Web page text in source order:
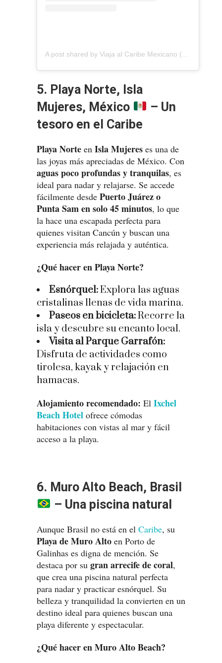
5. Playa Norte, Isla
Mujeres, México
– Un
tesoro en el Caribe
Playa Norte en Isla Mujeres es una de
las joyas más apreciadas de México. Con
aguas poco profundas y tranquilas, es
ideal para nadar y relajarse. Se accede
fácilmente desde Puerto Juárez o
Punta Sam en solo 45 minutos, lo que
la hace una escapada perfecta para
quienes visitan Cancún y buscan una
experiencia más relajada y auténtica.
¿Qué hacer en Playa Norte?
Esnórquel:Explora las aguas
cristalinas llenas de vida marina.
Paseos en bicicleta:Recorre la
isla y descubre su encanto local.
Visita al Parque Garrafón:
Disfruta de actividades como
tirolesa, kayak y relajación en
hamacas.
Alojamiento recomendado: El Ixchel
Beach Hotel ofrece cómodas
habitaciones con vistas al mar y fácil
acceso a la playa.
6. Muro Alto Beach, Brasil
– Una piscina natural
Aunque Brasil no está en el Caribe, su
Playa de Muro Alto en Porto de
Galinhas es digna de mención. Se
destaca por su gran arrecife de coral,
que crea una piscina natural perfecta
para nadar y practicar esnórquel. Su
belleza y tranquilidad la convierten en un
destino ideal para quienes buscan una
playa diferente y espectacular.
¿Qué hacer en Muro Alto Beach?